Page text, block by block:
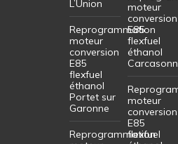
L’Union
Reprogrammation
moteur
conversion
E85
flexfuel
éthanol
Portet sur
Garonne
Reprogrammation
moteur
conversion
E85
flexfuel
éthanol
moteur
conversion
E85
flexfuel